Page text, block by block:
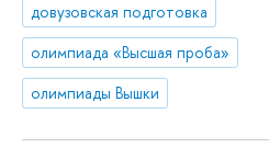
довузовская подготовка
олимпиада «Высшая проба»
олимпиады Вышки